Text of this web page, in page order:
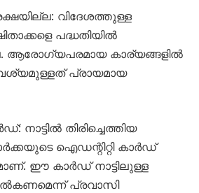
വിദേശത്തുള്ള
പദ്ധതിയിൽ
ആരോഗ്യപരമായ കാര്യങ്ങളിൽ
പ്രായമായ
തിരിച്ചെത്തിയ
ഐഡന്റിറ്റി കാർഡ്
ഈ കാർഡ് നാട്ടിലുള്ള
പ്രവാസി